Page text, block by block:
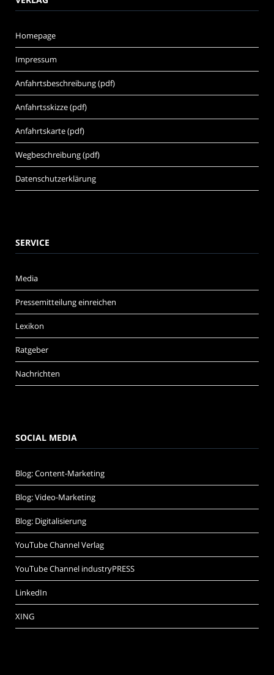
Homepage
Impressum
Anfahrtsbeschreibung (pdf)
Anfahrtsskizze (pdf)
Anfahrtskarte (pdf)
Wegbeschreibung (pdf)
Datenschutzerklärung
SERVICE
Media
Pressemitteilung einreichen
Lexikon
Ratgeber
Nachrichten
SOCIAL MEDIA
Blog: Content-Marketing
Blog: Video-Marketing
Blog: Digitalisierung
YouTube Channel Verlag
YouTube Channel industryPRESS
LinkedIn
XING